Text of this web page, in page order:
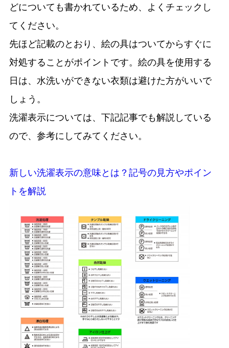
どについても書かれているため、よくチェックし
てください。
先ほど記載のとおり、絵の具はついてからすぐに
対処することがポイントです。絵の具を使用する
日は、水洗いができない衣類は避けた方がいいで
しょう。
洗濯表示については、下記記事でも解説している
ので、参考にしてみてください。
新しい洗濯表示の意味とは？記号の見方やポイン
トを解説